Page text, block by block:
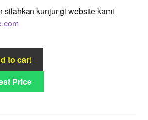
silahkan kunjungi website kami
to cart
Price